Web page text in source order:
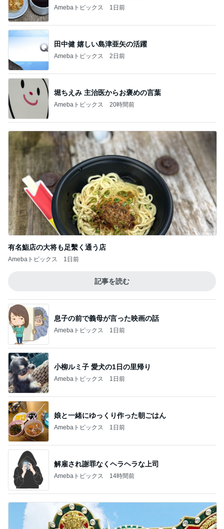
Amebaトピックス 1日前
田中健 嬉しい島津亜矢の活躍
Amebaトピックス 2日前
堀ちえみ 主治医からお褒めの言葉
Amebaトピックス 20時間前
有名鮨店の大将も足繫く通う店
Amebaトピックス 1日前
記事を読む
息子の前で義母が言った映画の話
Amebaトピックス 1日前
小柳ルミ子 愛犬の1日の里帰り
Amebaトピックス 1日前
娘と一緒にゆっくり作った朝ごはん
Amebaトピックス 1日前
解雇され謝罪なくヘラヘラな上司
Amebaトピックス 14時間前